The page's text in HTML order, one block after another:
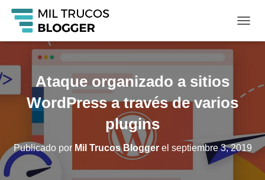
A
R
O
D
Ataque organizado a sitios
WordPress a través de varios
plugins
Publicado por Mil Trucos Bloggerel septiembre 3, 2019